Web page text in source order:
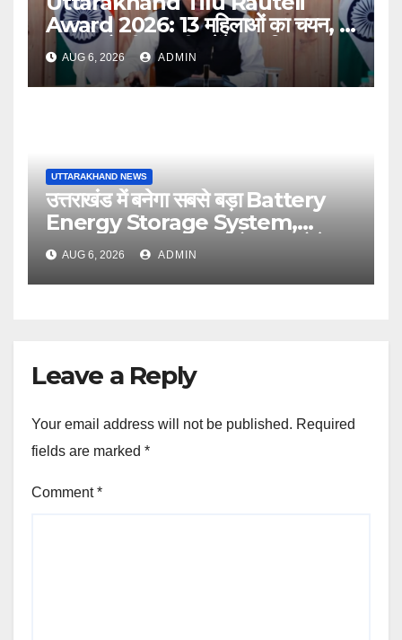
Award 2026: 13 महिलाओं का चयन, 8
अगस्त को सीएम धामी करेंगे सम्मानित
AUG 6, 2026 ADMIN
UTTARAKHAND NEWS
उत्तराखंड में बनेगा सबसे बड़ा Battery
Energy Storage System,
UJVNL लगाएगा 352 करोड़ का प्रोजेक्ट
AUG 6, 2026 ADMIN
Leave a Reply
Your email address will not be published. Required
fields are marked *
Comment*